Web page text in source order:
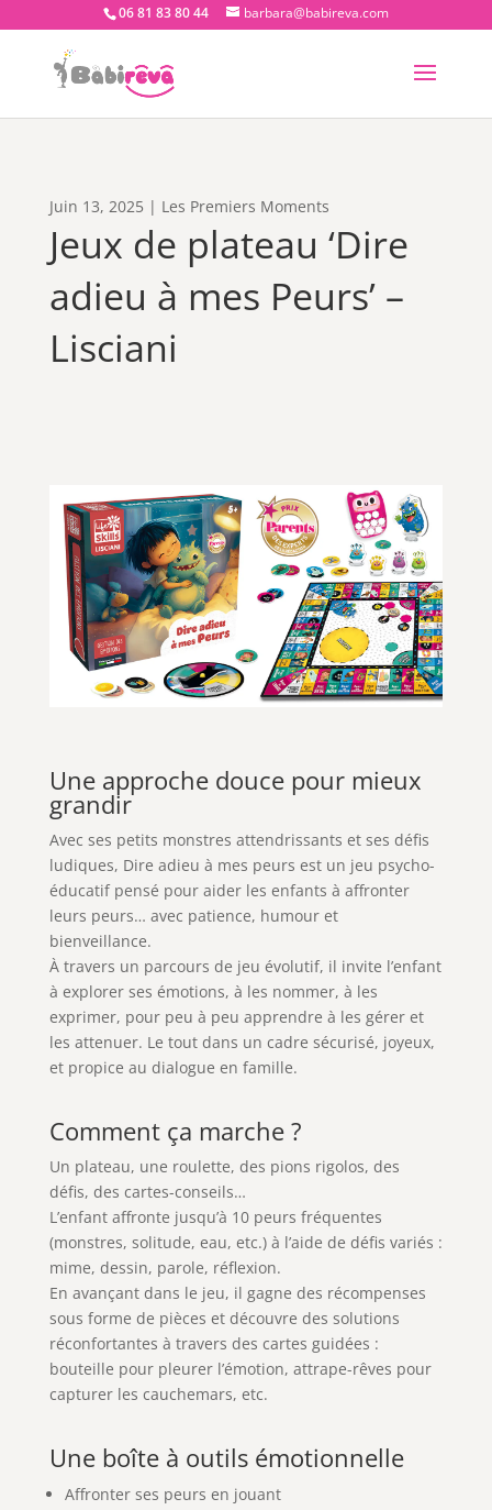
06 81 83 80 44 barbara@babireva.com
Juin 13, 2025 | Les Premiers Moments
Jeux de plateau ‘Dire
adieu à mes Peurs’ –
Lisciani
Une approche douce pour mieux
grandir
Avec ses petits monstres attendrissants et ses défis
ludiques, Dire adieu à mes peurs est un jeu psycho-
éducatif pensé pour aider les enfants à affronter
leurs peurs… avec patience, humour et
bienveillance.
À travers un parcours de jeu évolutif, il invite l’enfant
à explorer ses émotions, à les nommer, à les
exprimer, pour peu à peu apprendre à les gérer et
les attenuer. Le tout dans un cadre sécurisé, joyeux,
et propice au dialogue en famille.
Comment ça marche ?
Un plateau, une roulette, des pions rigolos, des
défis, des cartes-conseils…
L’enfant affronte jusqu’à 10 peurs fréquentes
(monstres, solitude, eau, etc.) à l’aide de défis variés :
mime, dessin, parole, réflexion.
En avançant dans le jeu, il gagne des récompenses
sous forme de pièces et découvre des solutions
réconfortantes à travers des cartes guidées :
bouteille pour pleurer l’émotion, attrape-rêves pour
capturer les cauchemars, etc.
Une boîte à outils émotionnelle
Affronter ses peurs en jouant